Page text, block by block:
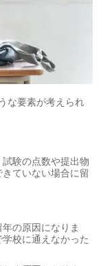
な要素が考えられ
験の点数や提出物
ていない場合に留
の原因になりま
校に通えなかった